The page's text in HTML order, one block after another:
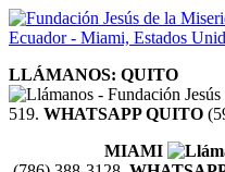
LLÁMANOS: QUITO
519. WHATSAPP QUITO
MIAMI